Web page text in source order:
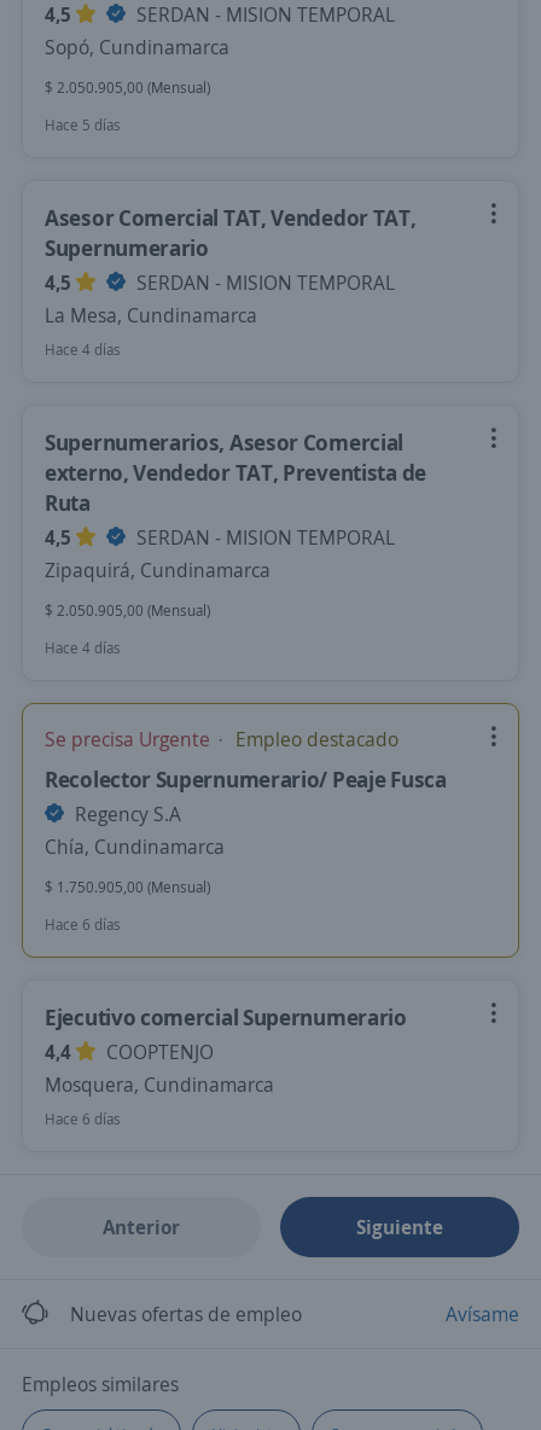
4,5
SERDAN - MISION TEMPORAL
Sopó, Cundinamarca
$ 2.050.905,00 (Mensual)
Hace 5 días
Asesor Comercial TAT, Vendedor TAT,
Supernumerario
4,5
SERDAN - MISION TEMPORAL
La Mesa, Cundinamarca
Hace 4 días
Supernumerarios, Asesor Comercial
externo, Vendedor TAT, Preventista de
Ruta
4,5
SERDAN - MISION TEMPORAL
Zipaquirá, Cundinamarca
$ 2.050.905,00 (Mensual)
Hace 4 días
Se precisa Urgente Empleo destacado
Recolector Supernumerario/ Peaje Fusca
Regency S.A
Chía, Cundinamarca
$ 1.750.905,00 (Mensual)
Hace 6 días
Ejecutivo comercial Supernumerario
4,4
COOPTENJO
Mosquera, Cundinamarca
Hace 6 días
Anterior Siguiente
Nuevas ofertas de empleo Avísame
Empleos similares